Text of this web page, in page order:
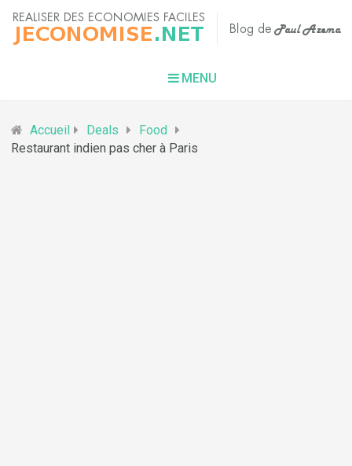
MENU
Accueil Deals
Food
Restaurant indien pas cher à Paris